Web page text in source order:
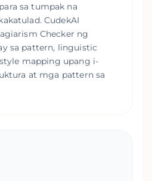
sa tumpak na
CudekAI
Checker ng
sa pattern, linguistic
mapping upang i-
at mga pattern sa